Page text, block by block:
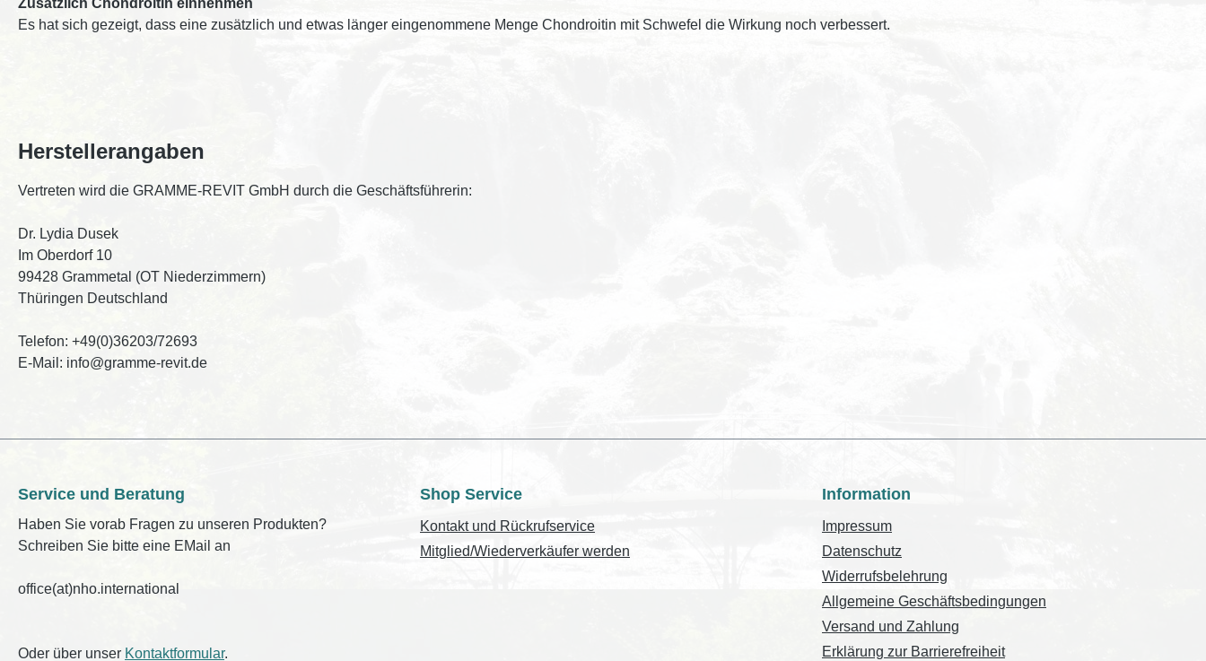
Zusätzlich Chondroitin einnehmen
Es hat sich gezeigt, dass eine zusätzlich und etwas länger eingenommene Menge Chondroitin mit Schwefel die Wirkung noch verbessert.
Herstellerangaben
Vertreten wird die GRAMME-REVIT GmbH durch die Geschäftsführerin:
Dr. Lydia Dusek
Im Oberdorf 10
99428 Grammetal (OT Niederzimmern)
Thüringen Deutschland
Telefon: +49(0)36203/72693
E-Mail: info@gramme-revit.de
Service und Beratung
Haben Sie vorab Fragen zu unseren Produkten?
Schreiben Sie bitte eine EMail an
office(at)nho.international
Oder über unser Kontaktformular.
Shop Service
Kontakt und Rückrufservice
Mitglied/Wiederverkäufer werden
Information
Impressum
Datenschutz
Widerrufsbelehrung
Allgemeine Geschäftsbedingungen
Versand und Zahlung
Erklärung zur Barrierefreiheit